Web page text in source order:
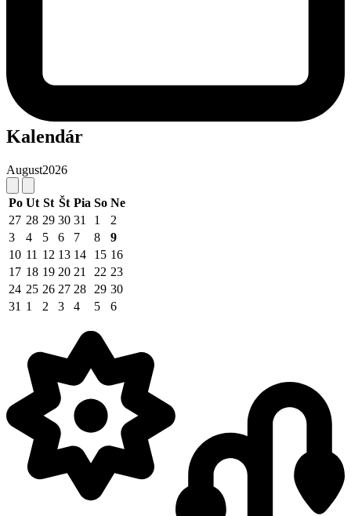
Kalendár
August2026
Po Ut St Št Pia So Ne
27 28 29 30 31 1
2
3
4 5 6 7 8
9
10 11 12 13 14 15 16
17 18 19 20 21 22 23
24 25 26 27 28 29 30
31 1 2 3 4 5 6